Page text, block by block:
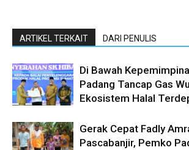
ARTIKEL TERKAIT DARI PENULIS
Di Bawah
Padang Tancap Gas
Ekosistem Halal
Gerak Cepat Fadly
Pascabanjir, Pemko